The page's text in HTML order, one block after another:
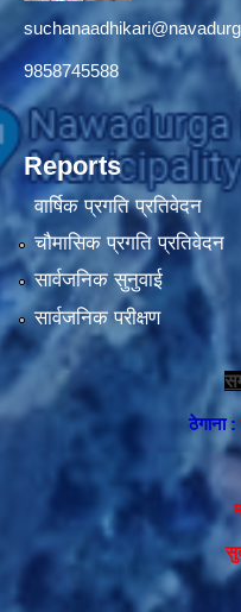
9858745588
Reports
वार्षिक प्रगति प्रतिवेदन
चौमासिक प्रगति प्रतिवेदन
सार्वजनिक सुनुवाई
सार्वजनिक परीक्षण
ठेगाना :